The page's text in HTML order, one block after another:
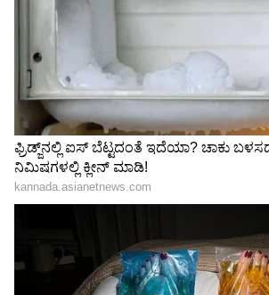
Image Credit :Asianet News
ವೃಶ್ಚಿಕ ರಾಶಿ
ವೃಶ್ಚಿಕ ರಾಶಿಯವರು ತಮ್ಮ ಆರಂಭಿಕ
ಪರೀಕ್ಷೆಗಳನ್ನು ಎದುರಿಸುತ್ತಾರೆ ಎಂದು
ಭಾವನೆಗಳಿಗೆ ಹೆಚ್ಚಿನ ಪ್ರಾಮುಖ್ಯತೆ
ನಿರ್ಧಾರಗಳಲ್ಲಿ ಸೋಲುತ್ತಾರೆ. ಆದರೆ